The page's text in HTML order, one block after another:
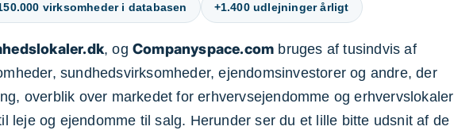
virksomheder i databasen +1.400 udlejninger årligt
, og Companyspace.com bruges af tusindvis af
sundhedsvirksomheder, ejendomsinvestorer og andre, der
overblik over markedet for erhvervsejendomme og erhvervslokaler
leje og ejendomme til salg. Herunder ser du et lille bitte udsnit af de